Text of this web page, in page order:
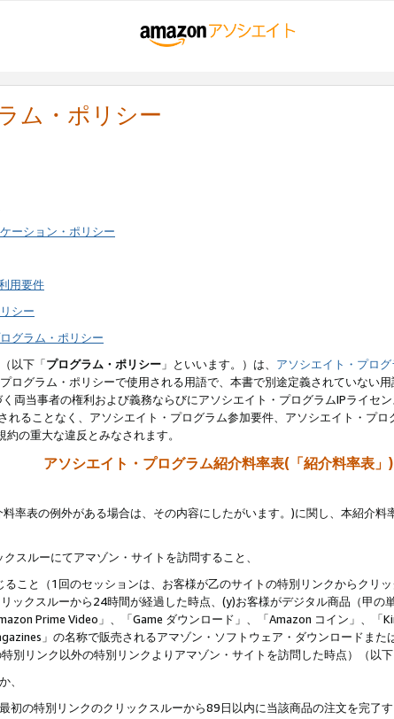
ム・ポリシー
ーション・ポリシー
用要件
シー
グラム・ポリシー
以下「プログラム・ポリシー 」といいます。）は、 アソシエイト・プロ
ログラム・ポリシーで使用される用語で、本書で別途定義されていない
両当事者の権利および義務ならびにアソシエイト・プログラムIPライセ
れることなく、アソシエイト・プログラム参加要件、アソシエイト・プ
の重大な違反とみなされます。
アソシエイト・プログラム紹介料率表(「紹介料率表」)
料率表の例外がある場合は、その内容にしたがいます。)に関し、本紹介
スルーにてアマゾン・サイトを訪問すること、
こと（1回のセッションは、お客様が乙のサイトの特別リンクからクリ
ックスルーから24時間が経過した時点、(y)お客様がデジタル商品（甲の
Prime Video」、「Game ダウンロード」、「Amazon コイン」、「
」の名称で販売されるアマゾン・ソフトウェア・ダウンロードまた
別リンク以外の特別リンクよりアマゾン・サイトを訪問した時点）（以
、
初の特別リンクのクリックスルーから89日以内に当該商品の注文を完了